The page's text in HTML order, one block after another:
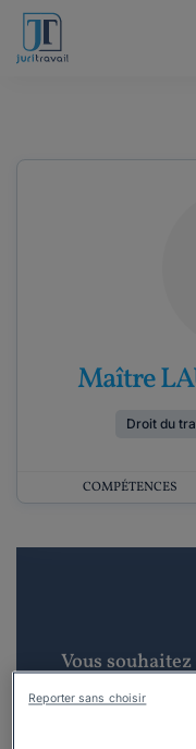
Maître
Droit du
COMPÉTENCES
Vous
Reporter sans choisir